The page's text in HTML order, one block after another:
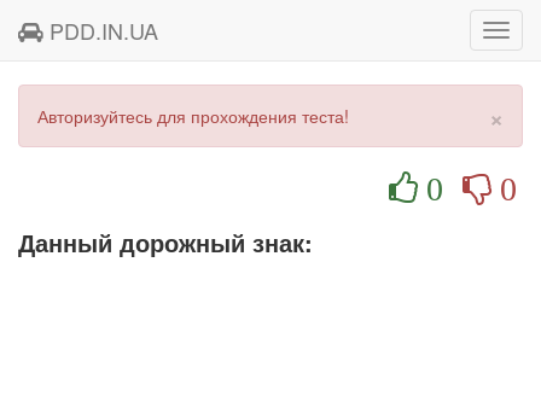
PDD.IN.UA
×
Авторизуйтесь для прохождения теста!
0 0
Данный дорожный знак: